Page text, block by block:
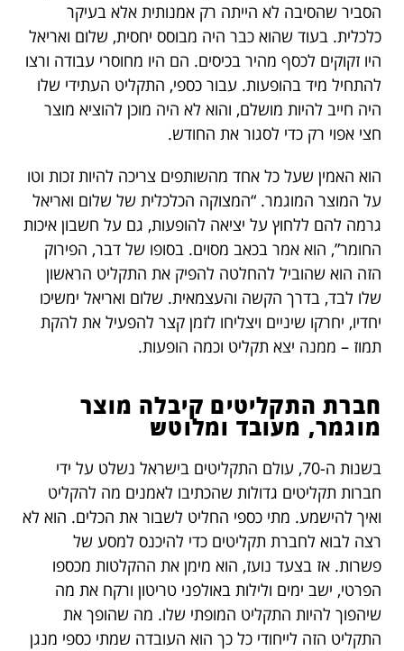
הסביר שהסיבה לא הייתה רק אמנותית אלא בעיקר
כלכלית. בעוד שהוא כבר היה מבוסס יחסית, שלום ואריאל
היו זקוקים לכסף מהיר בכיסים. הם היו מחוסרי עבודה ורצו
להתחיל מיד בהופעות. עבור כספי, התקליט העתידי שלו
היה חייב להיות מושלם, והוא לא היה מוכן להוציא מוצר
חצי אפוי רק כדי לסגור את החודש.
הוא האמין שעל כל אחד מהשותפים צריכה להיות זכות וטו
על המוצר המוגמר. “המצוקה הכלכלית של שלום ואריאל
גרמה להם ללחוץ על יציאה להופעות, גם על חשבון איכות
החומר”, הוא אמר בכאב מסוים. בסופו של דבר, הפירוק
הזה הוא שהוביל להחלטה להפיק את התקליט הראשון
שלו לבד, בדרך הקשה והעצמאית. שלום ואריאל ימשיכו
יחדיו, יחרקו שיניים ויצליחו לזמן קצר להפעיל את להקת
תמוז – ממנה יצא תקליט וכמה הופעות.
חברת התקליטים קיבלה מוצר
מוגמר, מעובד ומלוטש
בשנות ה-70, עולם התקליטים בישראל נשלט על ידי
חברות תקליטים גדולות שהכתיבו לאמנים מה להקליט
ואיך להישמע. מתי כספי החליט לשבור את הכלים. הוא לא
רצה לבוא לחברת תקליטים כדי להיכנס למסע של
פשרות. אז בצעד נועז, הוא מימן את ההקלטות מכספו
הפרטי, ישב ימים ולילות באולפני טריטון ורקח את מה
שיהפוך להיות התקליט המופתי שלו. מה שהופך את
התקליט הזה לייחודי כל כך הוא העובדה שמתי כספי מנגן